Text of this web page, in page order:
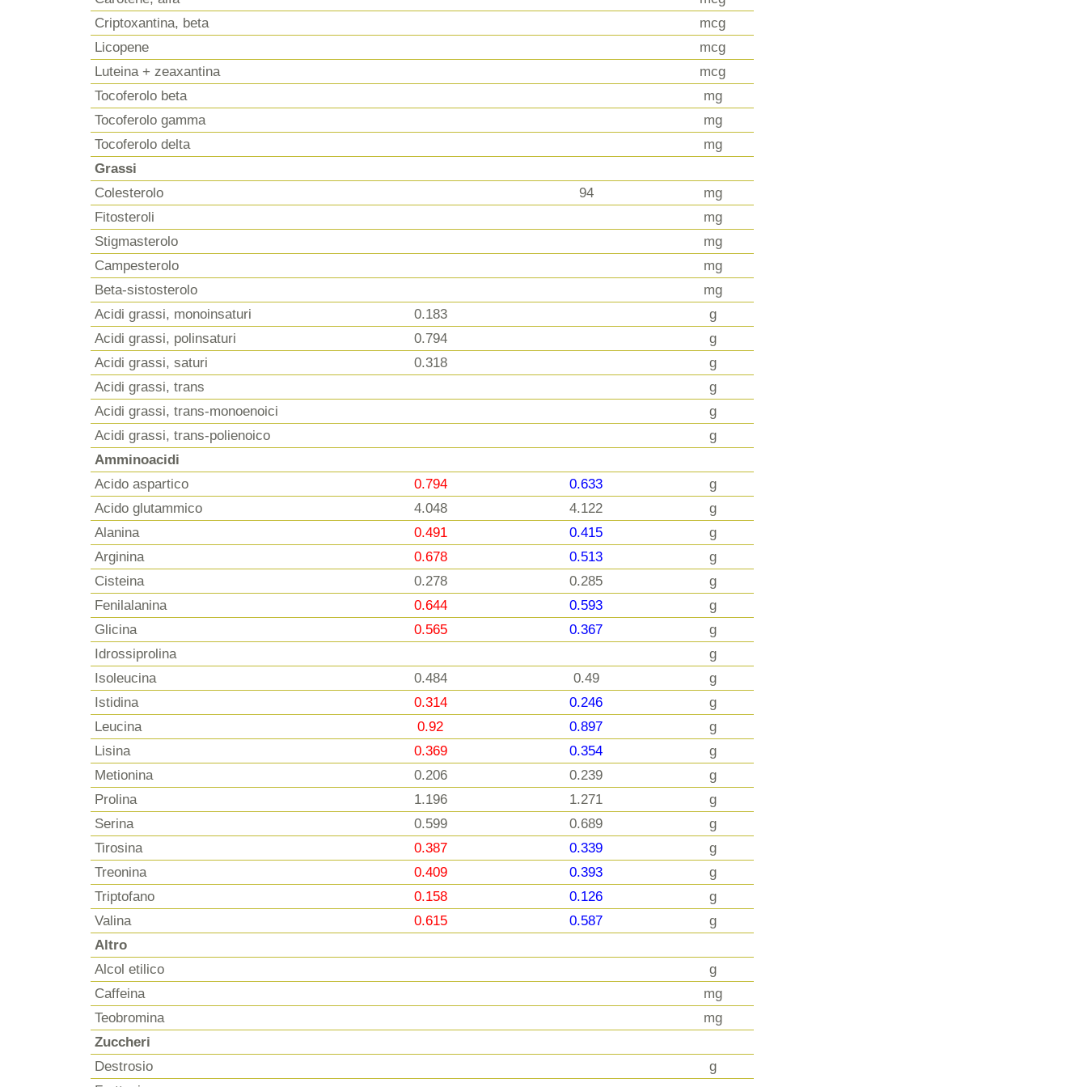
Criptoxantina, beta
mcg
Licopene
mcg
Luteina + zeaxantina
mcg
Tocoferolo beta
mg
Tocoferolo gamma
mg
Tocoferolo delta
mg
Grassi
Colesterolo
94
mg
Fitosteroli
mg
Stigmasterolo
mg
Campesterolo
mg
Beta-sistosterolo
mg
Acidi grassi, monoinsaturi
0.183
g
Acidi grassi, polinsaturi
0.794
g
Acidi grassi, saturi
0.318
g
Acidi grassi, trans
g
Acidi grassi, trans-monoenoici
g
Acidi grassi, trans-polienoico
g
Amminoacidi
Acido aspartico
0.794 0.633
g
Acido glutammico
4.048 4.122
g
Alanina
0.491 0.415
g
Arginina
0.678 0.513
g
Cisteina
0.278 0.285
g
Fenilalanina
0.644 0.593
g
Glicina
0.565 0.367
g
Idrossiprolina
g
Isoleucina
0.484 0.49
g
Istidina
0.314 0.246
g
Leucina
0.92 0.897
g
Lisina
0.369 0.354
g
Metionina
0.206 0.239
g
Prolina
1.196 1.271
g
Serina
0.599 0.689
g
Tirosina
0.387 0.339
g
Treonina
0.409 0.393
g
Triptofano
0.158 0.126
g
Valina
0.615 0.587
g
Altro
Alcol etilico
g
Caffeina
mg
Teobromina
mg
Zuccheri
Destrosio
g